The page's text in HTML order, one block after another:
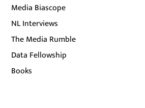
Media Biascope
NL Interviews
The Media Rumble
Data Fellowship
Books